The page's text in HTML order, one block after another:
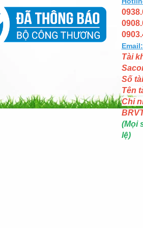
Email:
Tài
Số
Tên
Chi
(Mọi
lệ)